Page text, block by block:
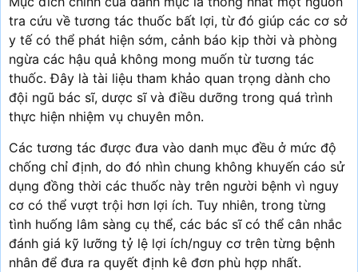
tra cứu về tương tác thuốc bất lợi, từ đó giúp các cơ sở
y tế có thể phát hiện sớm, cảnh báo kịp thời và phòng
ngừa các hậu quả không mong muốn từ tương tác
thuốc. Đây là tài liệu tham khảo quan trọng dành cho
đội ngũ bác sĩ, dược sĩ và điều dưỡng trong quá trình
thực hiện nhiệm vụ chuyên môn.
Các tương tác được đưa vào danh mục đều ở mức độ
chống chỉ định, do đó nhìn chung không khuyến cáo sử
dụng đồng thời các thuốc này trên người bệnh vì nguy
cơ có thể vượt trội hơn lợi ích. Tuy nhiên, trong từng
tình huống lâm sàng cụ thể, các bác sĩ có thể cân nhắc
đánh giá kỹ lưỡng tỷ lệ lợi ích/nguy cơ trên từng bệnh
nhân để đưa ra quyết định kê đơn phù hợp nhất.